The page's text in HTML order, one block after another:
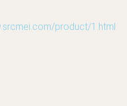
product/1.html